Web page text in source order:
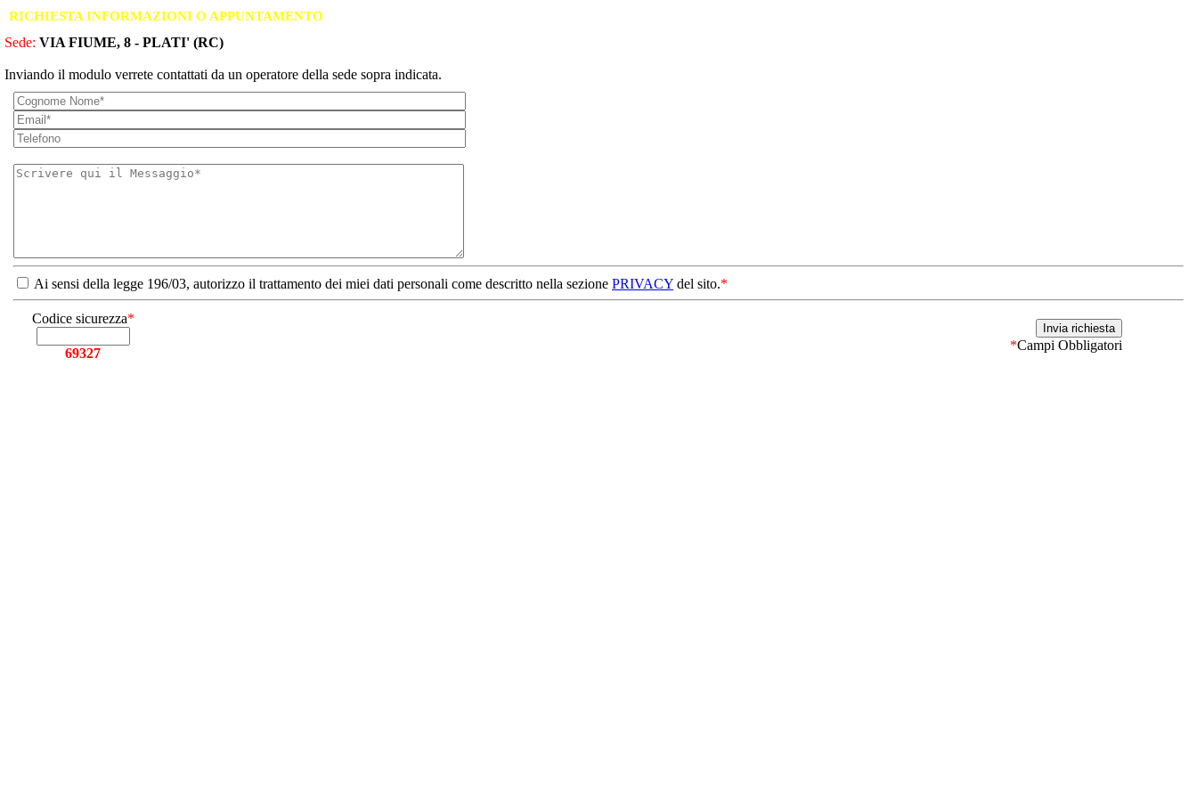
RICHIESTA INFORMAZIONI O APPUNTAMENTO
Sede: VIA FIUME, 8 - PLATI' (RC)
Inviando il modulo verrete contattati da un operatore della sede sopra indicata.
Ai sensi della legge 196/03, autorizzo il trattamento dei miei dati personali come descritto nella sezione PRIVACY del sito.*
Codice sicurezza*
69327
*Campi Obbligatori